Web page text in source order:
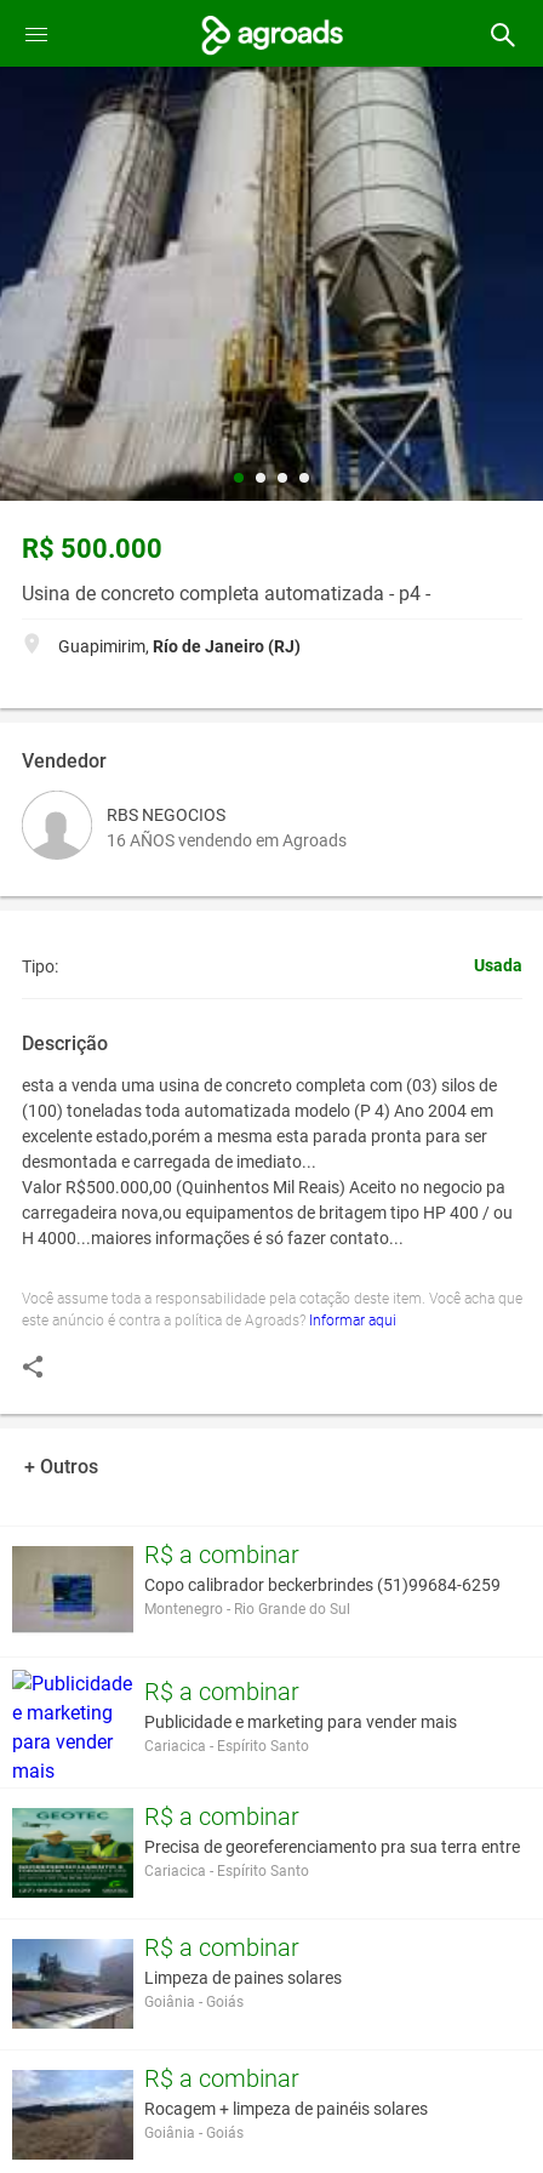
R$ 500.000
Usina de concreto completa automatizada - p4 -
Guapimirim, Río de Janeiro (RJ)
Vendedor
RBS NEGOCIOS
16 AÑOS vendendo em Agroads
Tipo: Usada
Descrição
esta a venda uma usina de concreto completa com (03) silos de
(100) toneladas toda automatizada modelo (P 4) Ano 2004 em
excelente estado,porém a mesma esta parada pronta para ser
desmontada e carregada de imediato...
Valor R$500.000,00 (Quinhentos Mil Reais) Aceito no negocio pa
carregadeira nova,ou equipamentos de britagem tipo HP 400 / ou
H 4000...maiores informações é só fazer contato...
Você assume toda a responsabilidade pela cotação deste item. Você acha que
este anúncio é contra a política de Agroads? Informar aqui
+ Outros
R$ a combinar
Copo calibrador beckerbrindes (51)99684-6259
Montenegro - Rio Grande do Sul
R$ a combinar
Publicidade e marketing para vender mais
Cariacica - Espírito Santo
R$ a combinar
Precisa de georeferenciamento pra sua terra entre
Cariacica - Espírito Santo
R$ a combinar
Limpeza de paines solares
Goiânia - Goiás
R$ a combinar
Rocagem + limpeza de painéis solares
Goiânia - Goiás